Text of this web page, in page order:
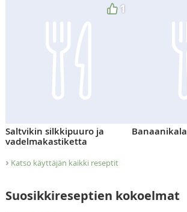
1
Saltvikin silkkipuuro ja
vadelmakastiketta
Banaanikala
› Katso käyttäjän kaikki reseptit
Suosikkireseptien kokoelmat